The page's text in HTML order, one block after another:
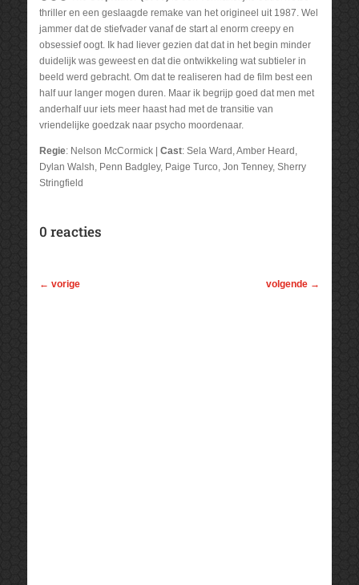
thriller en een geslaagde remake van het origineel uit 1987. Wel
jammer dat de stiefvader vanaf de start al enorm creepy en
obsessief oogt. Ik had liever gezien dat dat in het begin minder
duidelijk was geweest en dat die ontwikkeling wat subtieler in
beeld werd gebracht. Om dat te realiseren had de film best een
half uur langer mogen duren. Maar ik begrijp goed dat men met
anderhalf uur iets meer haast had met de transitie van
vriendelijke goedzak naar psycho moordenaar.
Regie: Nelson McCormick | Cast: Sela Ward, Amber Heard,
Dylan Walsh, Penn Badgley, Paige Turco, Jon Tenney, Sherry
Stringfield
0 reacties
← vorige volgende →